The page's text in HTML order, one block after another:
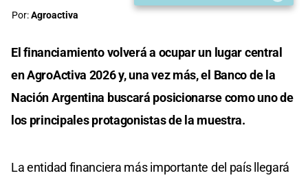
Por:Agroactiva
El financiamiento volverá a ocupar un lugar central
en AgroActiva 2026 y, una vez más, el Banco de la
Nación Argentina buscará posicionarse como uno de
los principales protagonistas de la muestra.
La entidad financiera más importante del país llegará